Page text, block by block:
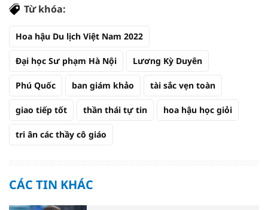
Từ khóa:
Hoa hậu Du lịch Việt Nam 2022
Đại học Sư phạm Hà Nội Lương Kỳ Duyên
Phú Quốc ban giám khảo tài sắc vẹn toàn
giao tiếp tốt thần thái tự tin hoa hậu học giỏi
tri ân các thầy cô giáo
CÁC TIN KHÁC